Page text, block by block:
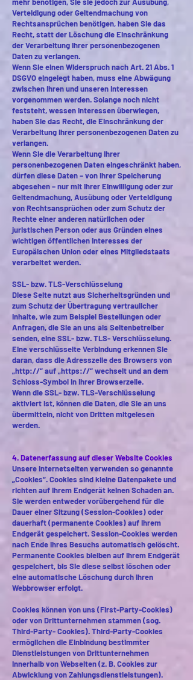
Verteidigung oder Geltendmachung von
Rechtsansprüchen benötigen, haben Sie das
Recht, statt der Löschung die Einschränkung
der Verarbeitung Ihrer personenbezogenen
Daten zu verlangen.
Wenn Sie einen Widerspruch nach Art. 21 Abs. 1
DSGVO eingelegt haben, muss eine Abwägung
zwischen Ihren und unseren Interessen
vorgenommen werden. Solange noch nicht
feststeht, wessen Interessen überwiegen,
haben Sie das Recht, die Einschränkung der
Verarbeitung Ihrer personenbezogenen Daten zu
verlangen.
Wenn Sie die Verarbeitung Ihrer
personenbezogenen Daten eingeschränkt haben,
dürfen diese Daten – von ihrer Speicherung
abgesehen – nur mit Ihrer Einwilligung oder zur
Geltendmachung, Ausübung oder Verteidigung
von Rechtsansprüchen oder zum Schutz der
Rechte einer anderen natürlichen oder
juristischen Person oder aus Gründen eines
wichtigen öffentlichen Interesses der
Europäischen Union oder eines Mitgliedstaats
verarbeitet werden.
SSL- bzw. TLS-Verschlüsselung
Diese Seite nutzt aus Sicherheitsgründen und
zum Schutz der Übertragung vertraulicher
Inhalte, wie zum Beispiel Bestellungen oder
Anfragen, die Sie an uns als Seitenbetreiber
senden, eine SSL- bzw. TLS- Verschlüsselung.
Eine verschlüsselte Verbindung erkennen Sie
daran, dass die Adresszeile des Browsers von
„http://“ auf „https://“ wechselt und an dem
Schloss-Symbol in Ihrer Browserzeile.
Wenn die SSL- bzw. TLS-Verschlüsselung
aktiviert ist, können die Daten, die Sie an uns
übermitteln, nicht von Dritten mitgelesen
werden.
4. Datenerfassung auf dieser Website Cookies
Unsere Internetseiten verwenden so genannte
„Cookies“. Cookies sind kleine Datenpakete und
richten auf Ihrem Endgerät keinen Schaden an.
Sie werden entweder vorübergehend für die
Dauer einer Sitzung (Session-Cookies) oder
dauerhaft (permanente Cookies) auf Ihrem
Endgerät gespeichert. Session-Cookies werden
nach Ende Ihres Besuchs automatisch gelöscht.
Permanente Cookies bleiben auf Ihrem Endgerät
gespeichert, bis Sie diese selbst löschen oder
eine automatische Löschung durch Ihren
Webbrowser erfolgt.
Cookies können von uns (First-Party-Cookies)
oder von Drittunternehmen stammen (sog.
Third-Party- Cookies). Third-Party-Cookies
ermöglichen die Einbindung bestimmter
Dienstleistungen von Drittunternehmen
innerhalb von Webseiten (z. B. Cookies zur
Abwicklung von Zahlungsdienstleistungen).